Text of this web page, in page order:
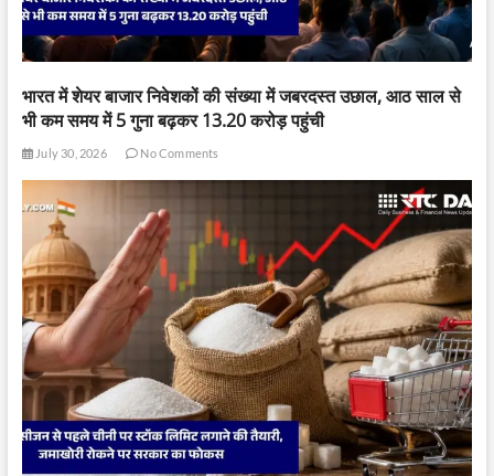
भारत में शेयर बाजार निवेशकों की संख्या में जबरदस्त उछाल, आठ साल से
भी कम समय में 5 गुना बढ़कर 13.20 करोड़ पहुंची
July 30, 2026 No Comments